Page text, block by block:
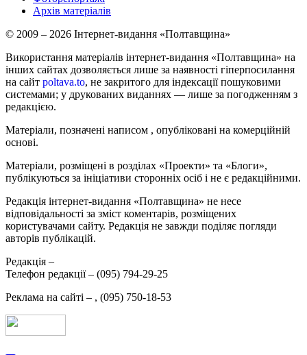
Архів матеріалів
© 2009 – 2026 Інтернет-видання «Полтавщина»
Використання матеріалів інтернет-видання «Полтавщина» на
інших сайтах дозволяється лише за наявності гіперпосилання
на сайт poltava.to, не закритого для індексації пошуковими
системами; у друкованих виданнях — лише за погодженням з
редакцією.
Матеріали, позначені написом , опубліковані на комерційній
основі.
Матеріали, розміщені в розділах «Проекти» та «Блоги»,
публікуються за ініціативи сторонніх осіб і не є редакційними.
Редакція інтернет-видання «Полтавщина» не несе
відповідальності за зміст коментарів, розміщених
користувачами сайту. Редакція не завжди поділяє погляди
авторів публікацій.
Редакція –
Телефон редакції – (095) 794-29-25
Реклама на сайті – , (095) 750-18-53